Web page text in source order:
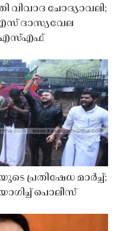
വിവാദ ചോദ്യാവലി;
ദാസ്യവേല
പ്രതിഷേധ മാർച്ച്;
പൊലീസ്